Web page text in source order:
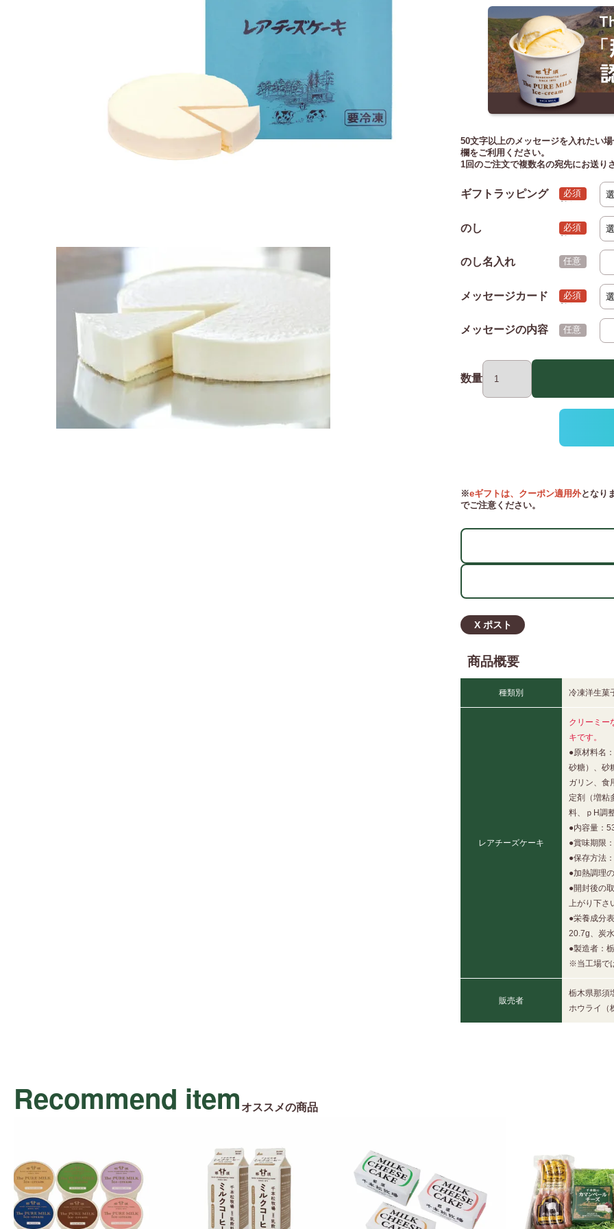
50文字以上のメッセージを入れたい
欄をご利用ください。
1回のご注文で複数名の宛先にお送り
ギフトラッピング
(必須)
のし
(必須)
のし名入れ
メッセージカード
(必須)
メッセージの内容
数量
※eギフトは、クーポン適用外 となり
でご注意ください。
X ポスト
商品概要
種類別 冷凍洋生菓
レアチーズケーキ
クリーミー
キです。
●原材料名
砂糖）、砂
ガリン、食
定剤（増粘
料、ｐH調
●内容量：
●賞味期限
●保存方法
●加熱調理
●開封後の
上がり下さ
●栄養成分
20.7g、炭
●製造者：
※当工場で
販売者
栃木県那須
ホウライ（
Recommend item オススメの商品